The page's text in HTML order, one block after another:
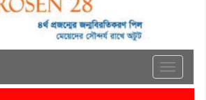
Toggle